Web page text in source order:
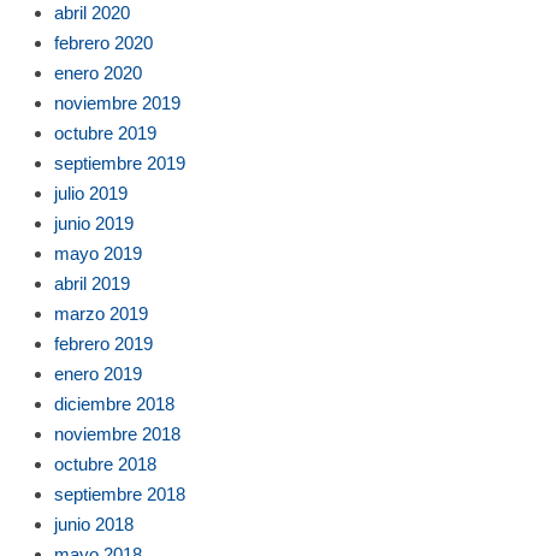
abril 2020
febrero 2020
enero 2020
noviembre 2019
octubre 2019
septiembre 2019
julio 2019
junio 2019
mayo 2019
abril 2019
marzo 2019
febrero 2019
enero 2019
diciembre 2018
noviembre 2018
octubre 2018
septiembre 2018
junio 2018